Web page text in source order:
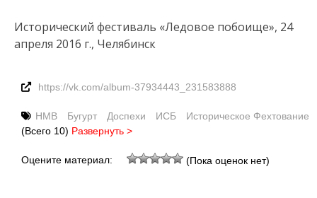
Исторический фестиваль «Ледовое побоище», 24
апреля 2016 г., Челябинск
https://vk.com/album-37934443_231583888
HMB Бугурт Доспехи ИСБ
Историческое Фехтование
(Всего 10) Развернуть >
Оцените материал: (Пока оценок нет)